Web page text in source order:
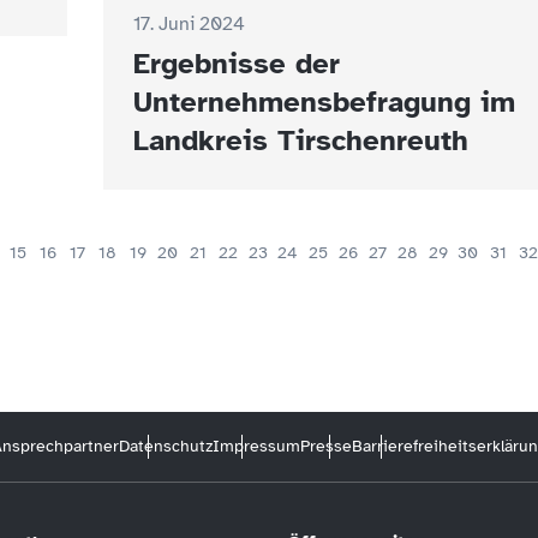
17. Juni 2024
Ergebnisse der
Unternehmensbefragung im
Landkreis Tirschenreuth
15 16 17 18 19 20 21 22 23 24 25 26 27 28 29 30 31 32
DatenschutzImpressumPresse